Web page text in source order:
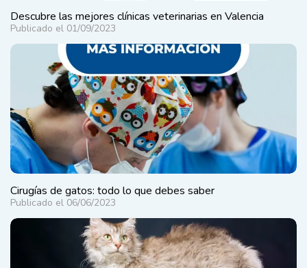
Descubre las mejores clínicas veterinarias en Valencia
Publicado el 01/09/2023
Cirugías de gatos: todo lo que debes saber
Publicado el 06/06/2023